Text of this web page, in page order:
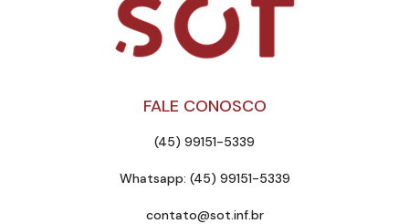
FALE CONOSCO
(45) 99151-5339
Whatsapp: (45) 99151-5339
contato@sot.inf.br